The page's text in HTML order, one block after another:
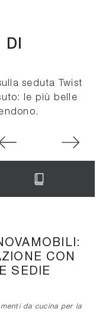
CON
SEDIE
da cucina per la
seduta Twist
le più belle